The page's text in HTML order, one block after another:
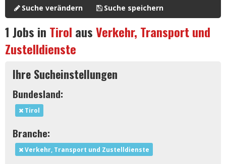
Suche verändern Suche speichern
1 Jobs in Tirol ausVerkehr, Transport und
Zustelldienste
Ihre Sucheinstellungen
Bundesland:
Tirol
Branche:
Verkehr, Transport und Zustelldienste